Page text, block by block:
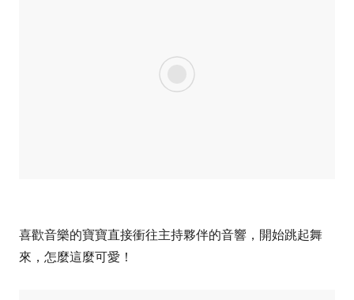
喜歡音樂的寶寶直接衝往主持夥伴的音響，開始跳起舞
來，怎麼這麼可愛！